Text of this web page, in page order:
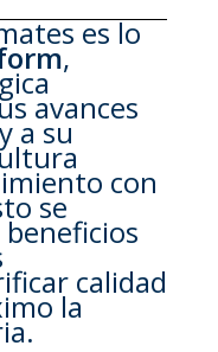
es lo
,
avances
a su
con
se
calidad
la